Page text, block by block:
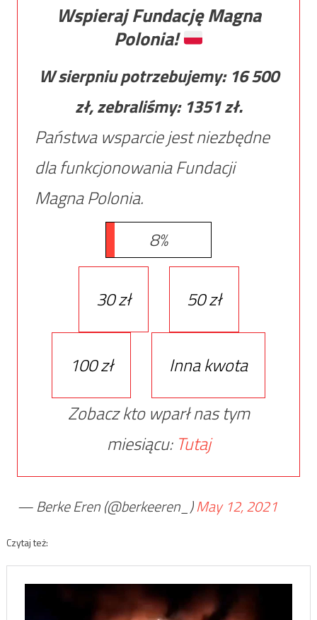
Wspieraj Fundację Magna
Polonia!
W sierpniu potrzebujemy: 16 500
zł, zebraliśmy: 1351zł.
Państwa wsparcie jest niezbędne
dla funkcjonowania Fundacji
Magna Polonia.
8%
30 zł 50 zł
100 zł
Inna kwota
Zobacz kto wparł nas tym
miesiącu: Tutaj
— Berke Eren (@berkeeren_)May 12, 2021
Czytaj też: